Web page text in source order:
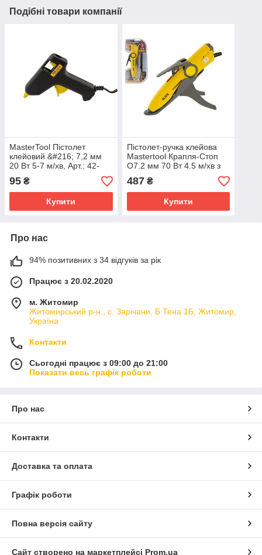
Подібні товари компанії
MasterTool Пістолет
клейовий &#216; 7,2 мм
20 Вт 5-7 м/хв, Арт.: 42-
95 ₴
Купити
Пістолет-ручка клейова
Mastertool Крапля-Стоп
O7.2 мм 70 Вт 4.5 м/хв з
0516)
487₴
Купити
Про нас
94% позитивних з 34 відгуків за рік
Працює з 20.02.2020
м. Житомир
Житомирський р-н., с. Зарічани, Б Тена 1Б, Житомир,
Україна
Контакти
Сьогодні працює з 09:00 до 21:00
Показати весь графік роботи
Про нас
Контакти
Доставка та оплата
Графік роботи
Повна версія сайту
Сайт створено на маркетплейсі Prom.ua